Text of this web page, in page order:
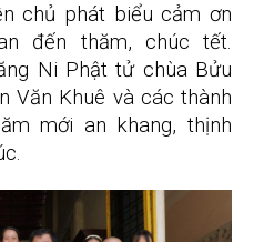
chủ phát biểu cảm ơn
đến thăm, chúc tết.
Ni Phật tử chùa Bửu
Văn Khuê và các thành
mới an khang, thịnh